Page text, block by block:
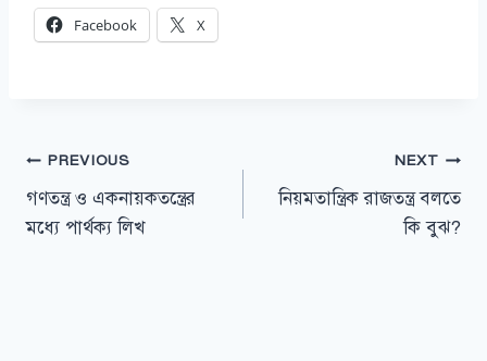
Facebook X
Post
navigation
PREVIOUS
গণতন্ত্র ও একনায়কতন্ত্রের
মধ্যে পার্থক্য লিখ
NEXT
নিয়মতান্ত্রিক রাজতন্ত্র বলতে
কি বুঝ?